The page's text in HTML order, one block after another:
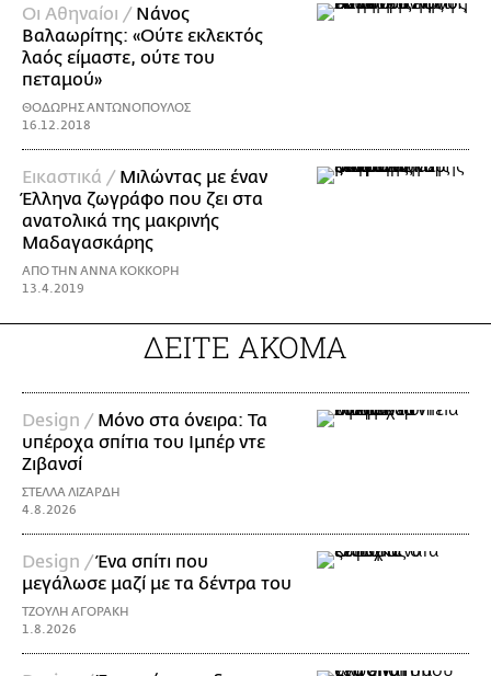
Οι Αθηναίοι / Νάνος
Βαλαωρίτης: «Ούτε εκλεκτός
λαός είμαστε, ούτε του
πεταμού»
ΘΟΔΩΡΗΣ ΑΝΤΩΝΟΠΟΥΛΟΣ
16.12.2018
Εικαστικά / Μιλώντας με έναν
Έλληνα ζωγράφο που ζει στα
ανατολικά της μακρινής
Μαδαγασκάρης
ΑΠΟ ΤΗΝ ΑΝΝΑ ΚΟΚΚΟΡΗ
13.4.2019
ΔΕΙΤΕ ΑΚΟΜΑ
Design / Μόνο στα όνειρα: Τα
υπέροχα σπίτια του Ιμπέρ ντε
Ζιβανσί
ΣΤΕΛΛΑ ΛΙΖΑΡΔΗ
4.8.2026
Design /Ένα σπίτι που
μεγάλωσε μαζί με τα δέντρα του
ΤΖΟΥΛΗ ΑΓΟΡΑΚΗ
1.8.2026